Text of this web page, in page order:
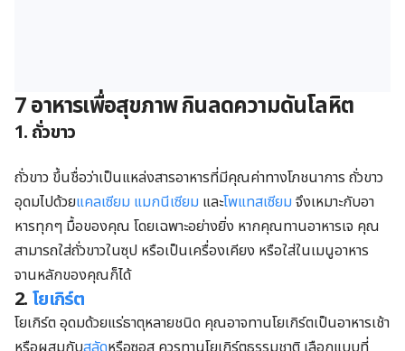
7 อาหารเพื่อสุขภาพ กินลดความดันโลหิต
1. ถั่วขาว
ถั่วขาว ขึ้นชื่อว่าเป็นแหล่งสารอาหารที่มีคุณค่าทางโภชนาการ ถั่วขาว
อุดมไปด้วยแคลเซียม แมกนีเซียม และโพแทสเซียม จึงเหมาะกับอา
หารทุกๆ มื้อของคุณ โดยเฉพาะอย่างยิ่ง หากคุณทานอาหารเจ คุณ
สามารถใส่ถั่วขาวในซุป หรือเป็นเครื่องเคียง หรือใส่ในเมนูอาหาร
จานหลักของคุณก็ได้
2. โยเกิร์ต
โยเกิร์ต อุดมด้วยแร่ธาตุหลายชนิด คุณอาจทานโยเกิร์ตเป็นอาหารเช้า